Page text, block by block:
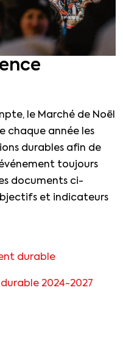
le Marché de Noël
chaque année les
durables afin de
toujours
documents ci-
et indicateurs
durable
2024-2027